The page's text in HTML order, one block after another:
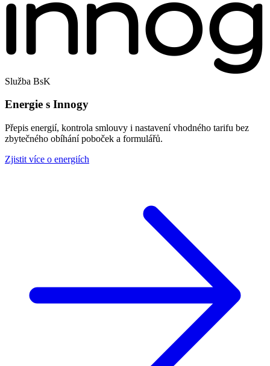
Služba BsK
Energie s Innogy
Přepis energií, kontrola smlouvy i nastavení vhodného tarifu bez
zbytečného obíhání poboček a formulářů.
Zjistit více o energiích